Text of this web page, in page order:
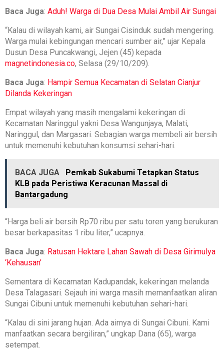
Baca Juga: Aduh! Warga di Dua Desa Mulai Ambil Air Sungai
“Kalau di wilayah kami, air Sungai Cisinduk sudah mengering.
Warga mulai kebingungan mencari sumber air,” ujar Kepala
Dusun Desa Puncakwangi, Jejen (45) kepada
magnetindonesia.co, Selasa (29/10/209).
Baca Juga: Hampir Semua Kecamatan di Selatan Cianjur
Dilanda Kekeringan
Empat wilayah yang masih mengalami kekeringan di
Kecamatan Naringgul yakni Desa Wangunjaya, Malati,
Naringgul, dan Margasari. Sebagian warga membeli air bersih
untuk memenuhi kebutuhan konsumsi sehari-hari.
BACA JUGA
Pemkab Sukabumi Tetapkan Status
KLB pada Peristiwa Keracunan Massal di
Bantargadung
“Harga beli air bersih Rp70 ribu per satu toren yang berukuran
besar berkapasitas 1 ribu liter,” ucapnya.
Baca Juga: Ratusan Hektare Lahan Sawah di Desa Girimulya
‘Kehausan’
Sementara di Kecamatan Kadupandak, kekeringan melanda
Desa Talagasari. Sejauh ini warga masih memanfaatkan aliran
Sungai Cibuni untuk memenuhi kebutuhan sehari-hari.
“Kalau di sini jarang hujan. Ada airnya di Sungai Cibuni. Kami
manfaatkan secara bergiliran,” ungkap Dana (65), warga
setempat.